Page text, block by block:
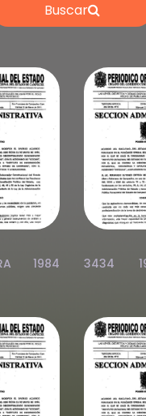
Buscar
1984 3434